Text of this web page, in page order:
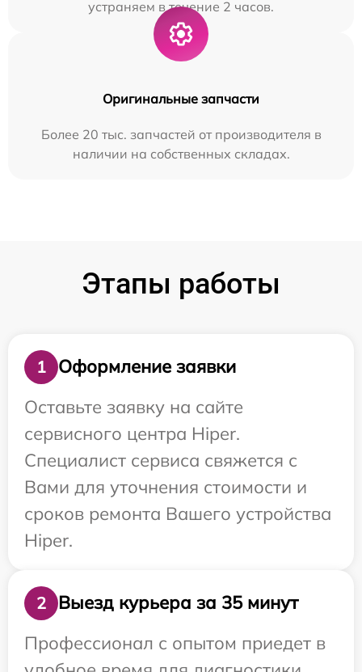
устраняем в течение 2 часов.
Оригинальные запчасти
Более 20 тыс. запчастей от производителя в
наличии на собственных складах.
Этапы работы
1
Оформление заявки
Оставьте заявку на сайте
сервисного центра Hiper.
Специалист сервиса свяжется с
Вами для уточнения стоимости и
сроков ремонта Вашего устройства
Hiper.
2
Выезд курьера за 35 минут
Профессионал с опытом приедет в